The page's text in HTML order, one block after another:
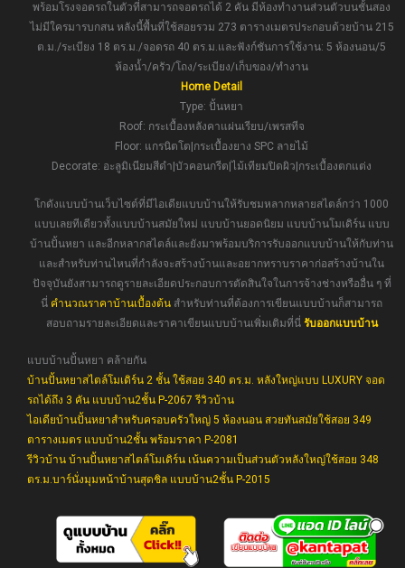
พร้อมโรงจอดรถในตัวที่สามารถจอดรถได้ 2 คัน มีห้องทำงานส่วนตัวบนชั้นสอง
ไม่มีใครมารบกสน หลังนี้พื้นที่ใช้สอยรวม 273 ตารางเมตรประกอบด้วยบ้าน 215
ต.ม./ระเบียง 18 ตร.ม./จอดรถ 40 ตร.ม.และฟังก์ชันการใช้งาน: 5 ห้องนอน/5
ห้องน้ำ/ครัว/โถง/ระเบียง/เก็บของ/ทำงาน
Home Detail
Type: ปั้นหยา
Roof: กระเบื้องหลังคาแผ่นเรียบ/เพรสทีจ
Floor: แกรนิตโต|กระเบื้องยาง SPC ลายไม้
Decorate: อะลูมิเนียมสีดำ|บัวคอนกรีต|ไม้เทียมปิดผิว|กระเบื้องตกแต่ง
โกดังแบบบ้านเว็บไซต์ที่มีไอเดียแบบบ้านให้รับชมหลากหลายสไตล์กว่า 1000
แบบเลยทีเดียวทั้งแบบบ้านสมัยใหม่ แบบบ้านยอดนิยม แบบบ้านโมเดิร์น แบบ
บ้านปั้นหยา และอีกหลากสไตล์และยังมาพร้อมบริการรับออกแบบบ้านให้กับท่าน
และสำหรับท่านไหนที่กำลังจะสร้างบ้านและอยากทราบราคาก่อสร้างบ้านใน
ปัจจุบันยังสามารถดูรายละเอียดประกอบการตัดสินใจในการจ้างช่างหรืออื่น ๆ ที่
นี่ คำนวณราคาบ้านเบื้องต้น สำหรับท่านที่ต้องการเขียนแบบบ้านก็สามารถ
สอบถามรายละเอียดและราคาเขียนแบบบ้านเพิ่มเติมที่นี่ รับออกแบบบ้าน
แบบบ้านปั้นหยา คล้ายกัน
บ้านปั้นหยาสไตล์โมเดิร์น 2 ชั้น ใช้สอย 340 ตร.ม. หลังใหญ่แบบ LUXURY จอด
รถได้ถึง 3 คัน แบบบ้าน2ชั้น P-2067 รีวิวบ้าน
ไอเดียบ้านปั้นหยาสำหรับครอบครัวใหญ่ 5 ห้องนอน สวยทันสมัยใช้สอย 349
ตารางเมตร แบบบ้าน2ชั้น พร้อมราคา P-2081
รีวิวบ้าน บ้านปั้นหยาสไตล์โมเดิร์น เน้นความเป็นส่วนตัวหลังใหญ่ใช้สอย 348
ตร.ม.บาร์นั่งมุมหน้าบ้านสุดชิล แบบบ้าน2ชั้น P-2015